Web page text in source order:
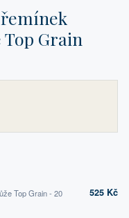
Top Grain
Top Grain - 20
525 Kč